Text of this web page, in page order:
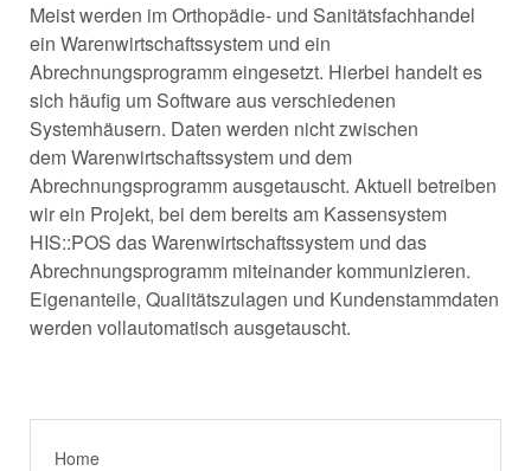
Meist werden im Orthopädie- und Sanitätsfachhandel
ein Warenwirtschaftssystem und ein
Abrechnungsprogramm eingesetzt. Hierbei handelt es
sich häufig um Software aus verschiedenen
Systemhäusern. Daten werden nicht zwischen
dem Warenwirtschaftssystem und dem
Abrechnungsprogramm ausgetauscht. Aktuell betreiben
wir ein Projekt, bei dem bereits am Kassensystem
HIS::POS das Warenwirtschaftssystem und das
Abrechnungsprogramm miteinander kommunizieren.
Eigenanteile, Qualitätszulagen und Kundenstammdaten
werden vollautomatisch ausgetauscht.
Home